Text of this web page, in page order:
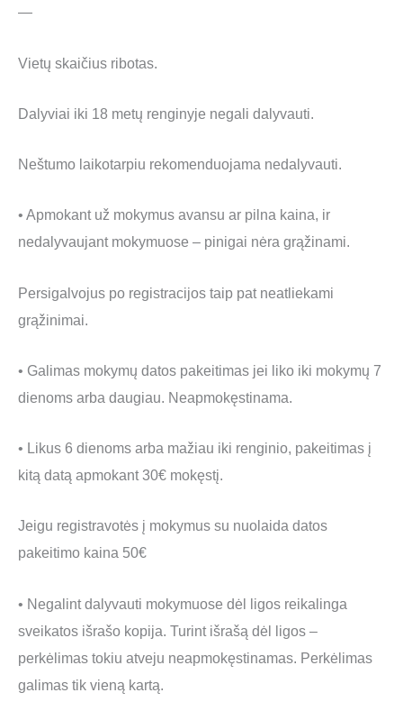
—
Vietų skaičius ribotas.
Dalyviai iki 18 metų renginyje negali dalyvauti.
Neštumo laikotarpiu rekomenduojama nedalyvauti.
• Apmokant už mokymus avansu ar pilna kaina, ir
nedalyvaujant mokymuose – pinigai nėra grąžinami.
Persigalvojus po registracijos taip pat neatliekami
grąžinimai.
• Galimas mokymų datos pakeitimas jei liko iki mokymų 7
dienoms arba daugiau. Neapmokęstinama.
• Likus 6 dienoms arba mažiau iki renginio, pakeitimas į
kitą datą apmokant 30€ mokęstį.
Jeigu registravotės į mokymus su nuolaida datos
pakeitimo kaina 50€
• Negalint dalyvauti mokymuose dėl ligos reikalinga
sveikatos išrašo kopija. Turint išrašą dėl ligos –
perkėlimas tokiu atveju neapmokęstinamas. Perkėlimas
galimas tik vieną kartą.